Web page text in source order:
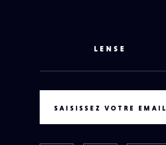
LENSE
SAISISSEZ VOTRE EMAIL